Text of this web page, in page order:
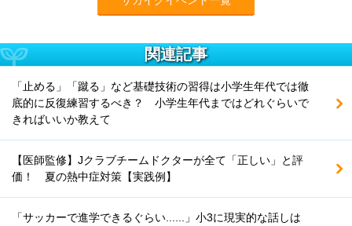
関連記事
「止める」「蹴る」など基礎技術の習得は小学生年代では徹
底的に反復練習するべき？ 小学生年代まではどれぐらいで
きればいいか教えて
【医師監修】Jクラブチームドクターが全て「正しい」と評
価！ 夏の熱中症対策【実践例】
「サッカーで進学できるぐらい......」小3に現実的な話しは